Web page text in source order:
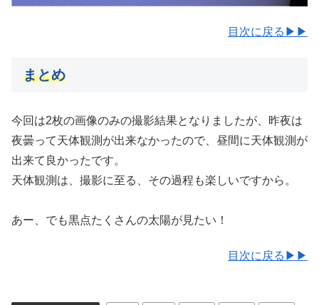
目次に戻る▶▶
まとめ
今回は2枚の画像のみの撮影結果となりましたが、昨夜は
夜曇って天体観測が出来なかったので、昼間に天体観測が
出来て良かったです。
天体観測は、撮影に至る、その過程も楽しいですから。
あー、でも黒点たくさんの太陽が見たい！
目次に戻る▶▶